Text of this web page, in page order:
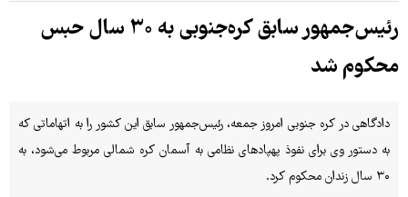
رئیس‌جمهور سابق کره‌جنوبی به ۳۰ سال حبس
محکوم شد
دادگاهی در کره جنوبی امروز جمعه، رئیس‌جمهور سابق این کشور را به اتهاماتی که
به دستور وی برای نفوذ پهپادهای نظامی به آسمان کره شمالی مربوط می‌شود، به
۳۰ سال زندان محکوم کرد.